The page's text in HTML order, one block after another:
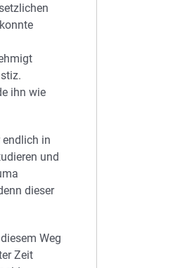
ihn wie
in
und
dieser
Weg
Zeit